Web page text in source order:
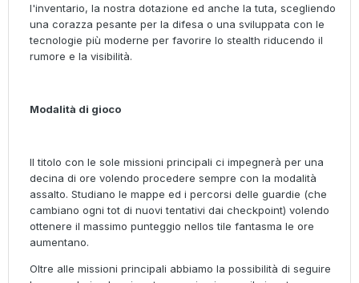
l'inventario, la nostra dotazione ed anche la tuta, scegliendo
una corazza pesante per la difesa o una sviluppata con le
tecnologie più moderne per favorire lo stealth riducendo il
rumore e la visibilità.
Modalità di gioco
Il titolo con le sole missioni principali ci impegnerà per una
decina di ore volendo procedere sempre con la modalità
assalto. Studiano le mappe ed i percorsi delle guardie (che
cambiano ogni tot di nuovi tentativi dai checkpoint) volendo
ottenere il massimo punteggio nellos tile fantasma le ore
aumentano.
Oltre alle missioni principali abbiamo la possibilità di seguire